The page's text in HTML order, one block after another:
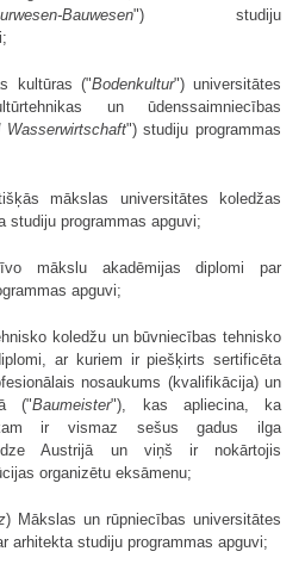
Bauwesen") studiju
kultūras ("Bodenkultur") universitātes
un ūdenssaimniecības
") studiju programmas
mākslas universitātes koledžas
studiju programmas apguvi;
mākslu akadēmijas diplomi par
apguvi;
koledžu un būvniecības tehnisko
ar kuriem ir piešķirts sertificēta
nosaukums (kvalifikācija) un
("Baumeister"), kas apliecina, ka
ir vismaz sešus gadus ilga
Austrijā un viņš ir nokārtojis
organizētu ek­sāmenu;
) Mākslas un rūpniecības universitātes
arhitekta studiju programmas apguvi;